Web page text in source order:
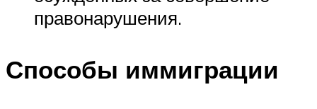
правонарушения.
Способы иммиграции